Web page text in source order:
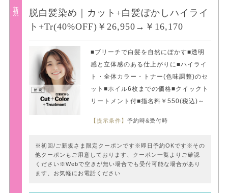
新規
脱白髪染め｜カット+白髪ぼかしハイライ
ト+Tr(40%OFF)￥26,950→￥16,170
■ブリーチで白髪を自然にぼかす■透明
感と立体感のある仕上がりに■ハイライ
ト・全体カラー・トナー(色味調整)のセ
ット■ホイル6枚までの価格■クイックト
リートメント付■指名料￥550(税込)～
【提示条件】予約時&受付時
※初回/ご新規さま限定クーポンです※即日予約OKです※その
他クーポンもご用意しております、クーポン一覧よりご確認
ください※Webで空きが無い場合でも受付可能な場合があり
ます、お気軽にお電話ください